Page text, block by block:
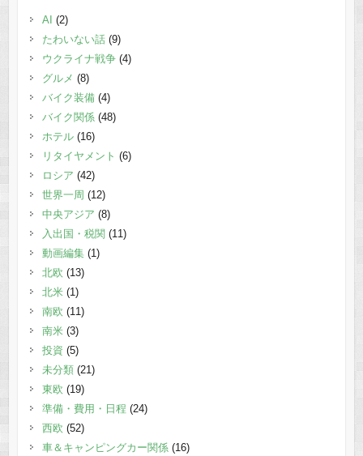
AI (2)
たわいない話(9)
ウクライナ戦争(4)
グルメ (8)
バイク装備(4)
バイク関係(48)
ホテル(16)
リタイヤメント (6)
ロシア (42)
世界一周 (12)
中央アジア (8)
入出国・税関 (11)
動画編集 (1)
北欧 (13)
北米(1)
南欧 (11)
南米(3)
投資 (5)
未分類(21)
東欧 (19)
準備・費用・日程 (24)
西欧 (52)
車＆キャンピングカー関係(16)